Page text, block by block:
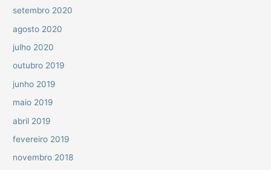
setembro 2020
agosto 2020
julho 2020
outubro 2019
junho 2019
maio 2019
abril 2019
fevereiro 2019
novembro 2018